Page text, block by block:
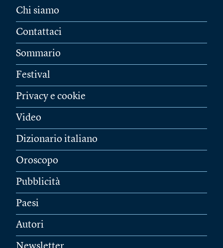
Chi siamo
Contattaci
Sommario
Festival
Privacy e cookie
Video
Dizionario italiano
Oroscopo
Pubblicità
Paesi
Autori